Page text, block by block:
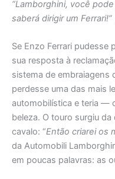
“Lamborghini, você
saberá dirigir um Ferrari!”
Se Enzo Ferrari pudesse
sua resposta à
sistema de embraiagens
perdesse uma das mais
automobilística e teria —
beleza. O touro surgiu
cavalo: “Então criarei os
da Automobili
em poucas palavras: as